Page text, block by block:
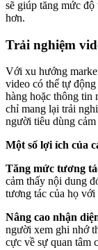
sẽ giúp tăng mức
hơn.
Trải nghiệm
Với xu hướng
video có thể tự
hàng hoặc thông tin
chỉ mang lại trải
người tiêu dùng
Một số lợi ích của
Tăng mức tương
cảm thấy nội dung
tương tác của họ
Nâng cao nhận
người xem ghi nhớ
cực về sự quan tâm